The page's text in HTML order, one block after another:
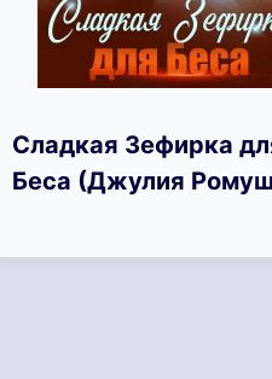
Сладкая Зефирка
Беса (Джулия